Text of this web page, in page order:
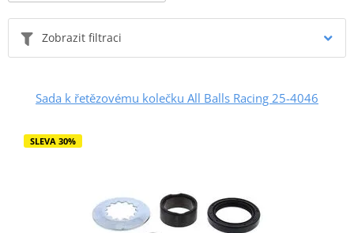
Zobrazit filtraci
Sada k řetězovému kolečku All Balls Racing 25-4046
SLEVA 30%